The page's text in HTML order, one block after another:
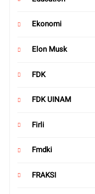
Ekonomi
Elon Musk
FDK
FDK UINAM
Firli
Fmdki
FRAKSI